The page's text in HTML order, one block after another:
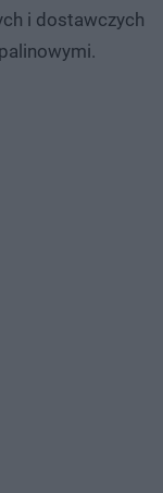
i dostawczych